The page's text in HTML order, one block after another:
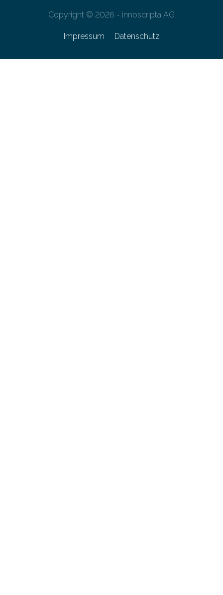
Copyright © 2026 - innoscripta AG
Impressum Datenschutz